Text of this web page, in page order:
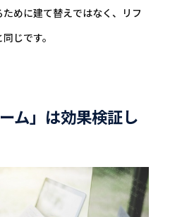
めに建て替えではなく、リフ
じです。
ム」は効果検証し